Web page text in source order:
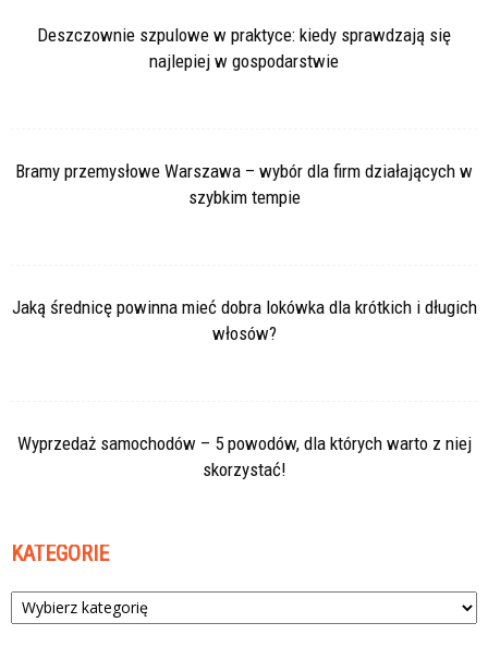
Deszczownie szpulowe w praktyce: kiedy sprawdzają się
najlepiej w gospodarstwie
Bramy przemysłowe Warszawa – wybór dla firm działających w
szybkim tempie
Jaką średnicę powinna mieć dobra lokówka dla krótkich i długich
włosów?
Wyprzedaż samochodów – 5 powodów, dla których warto z niej
skorzystać!
KATEGORIE
Kategorie